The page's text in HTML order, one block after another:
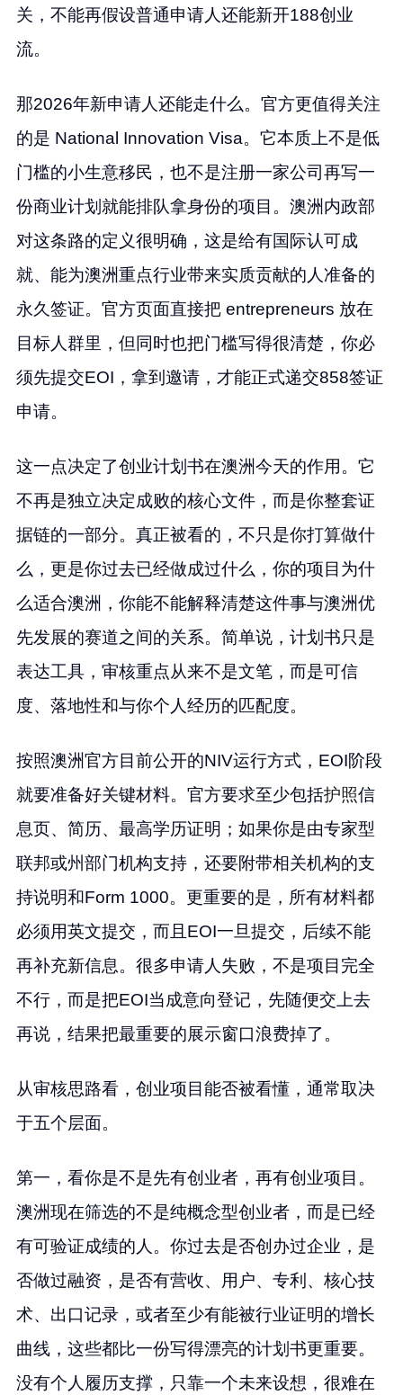
关，不能再假设普通申请人还能新开188创业
流。
那2026年新申请人还能走什么。官方更值得关注
的是 National Innovation Visa。它本质上不是低
门槛的小生意移民，也不是注册一家公司再写一
份商业计划就能排队拿身份的项目。澳洲内政部
对这条路的定义很明确，这是给有国际认可成
就、能为澳洲重点行业带来实质贡献的人准备的
永久签证。官方页面直接把 entrepreneurs 放在
目标人群里，但同时也把门槛写得很清楚，你必
须先提交EOI，拿到邀请，才能正式递交858签证
申请。
这一点决定了创业计划书在澳洲今天的作用。它
不再是独立决定成败的核心文件，而是你整套证
据链的一部分。真正被看的，不只是你打算做什
么，更是你过去已经做成过什么，你的项目为什
么适合澳洲，你能不能解释清楚这件事与澳洲优
先发展的赛道之间的关系。简单说，计划书只是
表达工具，审核重点从来不是文笔，而是可信
度、落地性和与你个人经历的匹配度。
按照澳洲官方目前公开的NIV运行方式，EOI阶段
就要准备好关键材料。官方要求至少包括护照信
息页、简历、最高学历证明；如果你是由专家型
联邦或州部门机构支持，还要附带相关机构的支
持说明和Form 1000。更重要的是，所有材料都
必须用英文提交，而且EOI一旦提交，后续不能
再补充新信息。很多申请人失败，不是项目完全
不行，而是把EOI当成意向登记，先随便交上去
再说，结果把最重要的展示窗口浪费掉了。
从审核思路看，创业项目能否被看懂，通常取决
于五个层面。
第一，看你是不是先有创业者，再有创业项目。
澳洲现在筛选的不是纯概念型创业者，而是已经
有可验证成绩的人。你过去是否创办过企业，是
否做过融资，是否有营收、用户、专利、核心技
术、出口记录，或者至少有能被行业证明的增长
曲线，这些都比一份写得漂亮的计划书更重要。
没有个人履历支撑，只靠一个未来设想，很难在